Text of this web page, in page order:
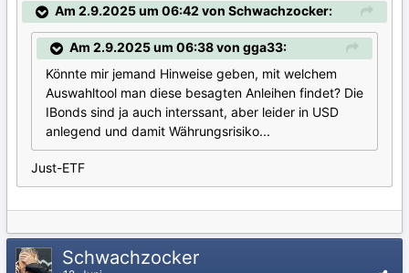
Am 2.9.2025 um 06:42 von Schwachzocker:
Am 2.9.2025 um 06:38 von gga33:
Könnte mir jemand Hinweise geben, mit welchem
Auswahltool man diese besagten Anleihen findet? Die
IBonds sind ja auch interssant, aber leider in USD
anlegend und damit Währungsrisiko...
Just-ETF
Schwachzocker